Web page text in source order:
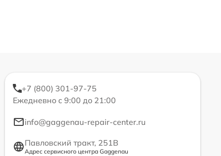
+7 (800) 301-97-75
Ежедневно с 9:00 до 21:00
info@gaggenau-repair-center.ru
Павловский тракт, 251В
Адрес сервисного центра Gaggenau